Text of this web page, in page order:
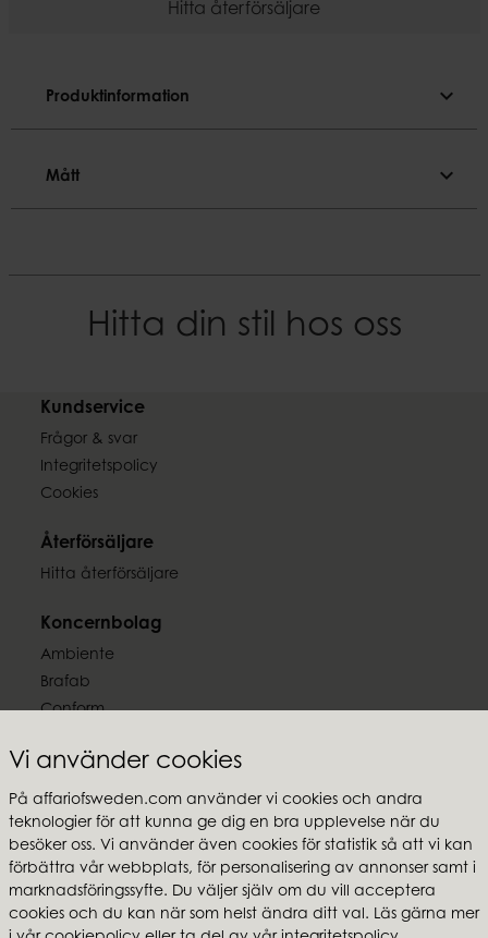
Vi använder cookies
På affariofsweden.com använder vi cookies och andra
teknologier för att kunna ge dig en bra upplevelse när du
besöker oss. Vi använder även cookies för statistik så att vi kan
förbättra vår webbplats, för personalisering av annonser samt i
marknadsföringssyfte. Du väljer själv om du vill acceptera
cookies och du kan när som helst ändra ditt val. Läs gärna mer
Hitta återförsäljare
Produktinformation expand_more
Genomfärgat.
Paraffin
~14 h
Dokument
Ljussäkerhet.pdf
Mått expand_more
Vikt
0,09 kg
Hitta din stil hos oss
Kundservice
Frågor & svar
Integritetspolicy
Cookies
Återförsäljare
Hitta återförsäljare
Koncernbolag
Ambiente
Brafab
Conform
MTI
Följ oss